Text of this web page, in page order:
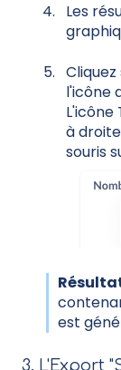
Les
Cliquez
l'icône
à
souris
est
3. L'Export